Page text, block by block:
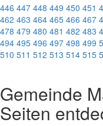
446 447 448 449 450 451
462 463 464 465 466 467
478 479 480 481 482 483
494 495 496 497 498 499
510 511 512 513 514 515
Gemeinde
Seiten